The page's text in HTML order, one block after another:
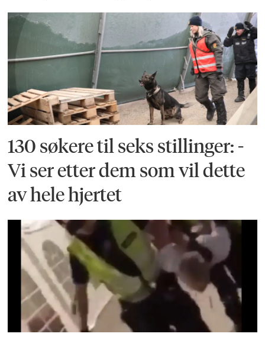
130 søkere til seks stillinger: -
Vi ser etter dem som vil dette
av hele hjertet